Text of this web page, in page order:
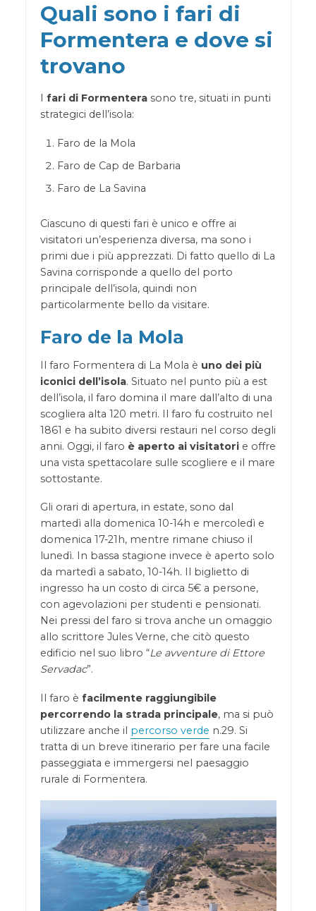
Quali sono i fari di
Formentera e dove si
trovano
fari di Formenterasono tre, situati in punti
strategici dell’isola:
Faro de la Mola
Faro de Cap de Barbaria
Faro de La Savina
Ciascuno di questi fari è unico e offre ai
visitatori un’esperienza diversa, ma sono i
primi due i più apprezzati. Di fatto quello di La
Savina corrisponde a quello del porto
principale dell’isola, quindi non
particolarmente bello da visitare.
Faro de la Mola
Il faro Formentera di La Mola è uno dei più
iconici dell’isola. Situato nel punto più a est
dell’isola, il faro domina il mare dall’alto di una
scogliera alta 120 metri. Il faro fu costruito nel
1861 e ha subito diversi restauri nel corso degli
anni. Oggi, il faro è aperto ai visitatorie offre
una vista spettacolare sulle scogliere e il mare
sottostante.
Gli orari di apertura, in estate, sono dal
martedì alla domenica 10-14h e mercoledì e
domenica 17-21h, mentre rimane chiuso il
lunedì. In bassa stagione invece è aperto solo
da martedì a sabato, 10-14h. Il biglietto di
ingresso ha un costo di circa 5€ a persone,
con agevolazioni per studenti e pensionati.
Nei pressi del faro si trova anche un omaggio
allo scrittore Jules Verne, che citò questo
edificio nel suo libro “Le avventure di Ettore
Servadac”.
Il faro è facilmente raggiungibile
percorrendo la strada principale, ma si può
utilizzare anche il percorso verde n.29. Si
tratta di un breve itinerario per fare una facile
passeggiata e immergersi nel paesaggio
rurale di Formentera.